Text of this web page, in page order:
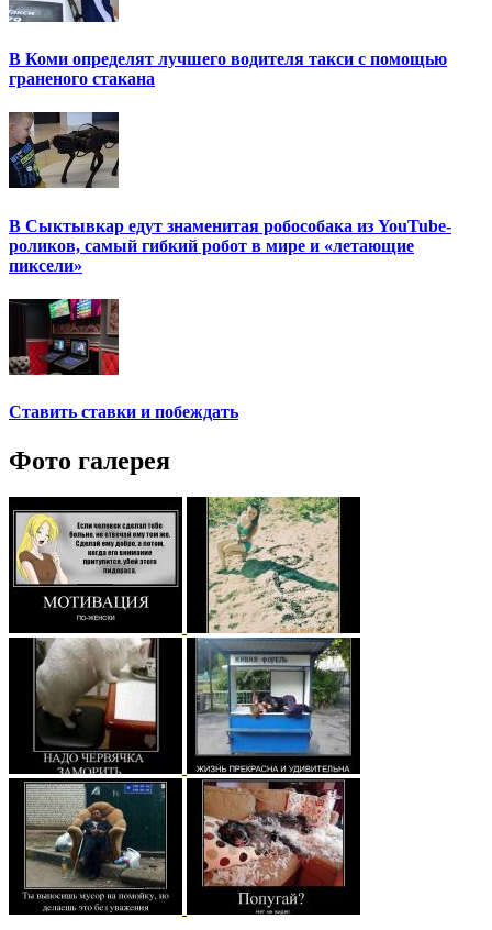
В Коми определят лучшего водителя такси с помощью
граненого стакана
В Сыктывкар едут знаменитая робособака из YouTube-
роликов, самый гибкий робот в мире и «летающие
пиксели»
Ставить ставки и побеждать
Фото галерея